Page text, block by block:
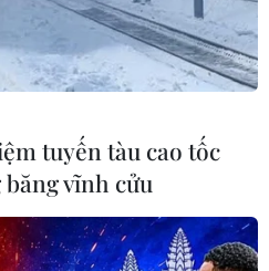
tuyến tàu cao tốc
vĩnh cửu